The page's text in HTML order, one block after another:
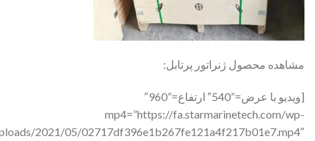
مشاهده محصول ژنراتور پرتابل:
[ویدیو با عرض=”540″ ارتفاع=”960″
mp4=”https://fa.starmarinetech.com/wp-